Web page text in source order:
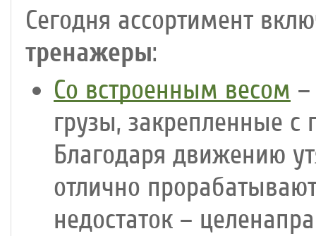
Сегодня ассортимент
тренажеры:
Со встроенным весом
грузы, закрепленные
Благодаря движению
отлично
недостаток –